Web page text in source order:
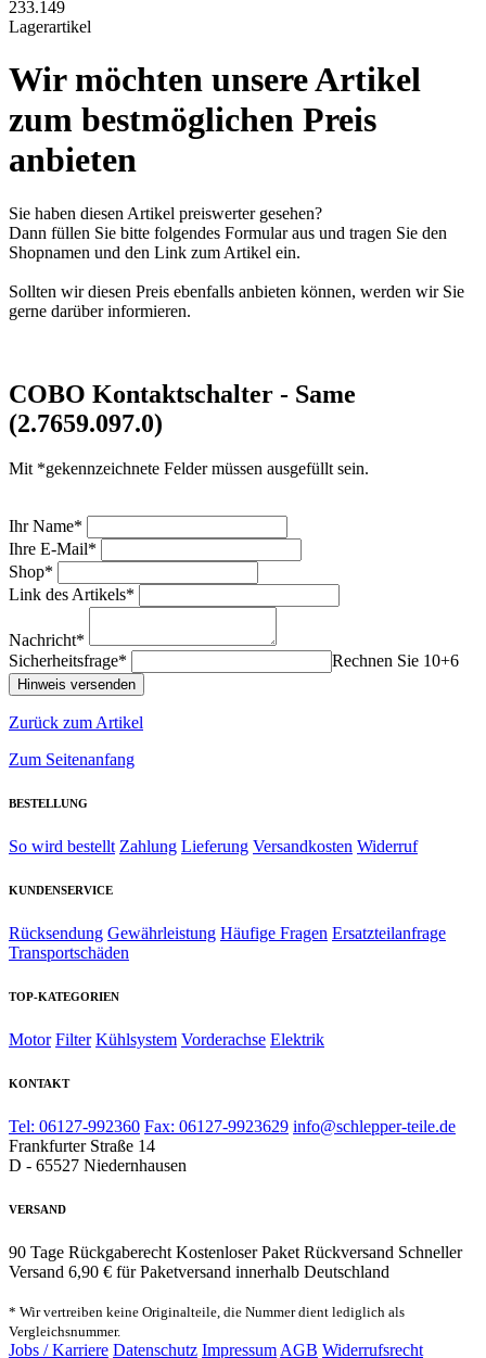
233.149
Lagerartikel
Wir möchten unsere Artikel
zum bestmöglichen Preis
anbieten
Sie haben diesen Artikel preiswerter gesehen?
Dann füllen Sie bitte folgendes Formular aus und tragen Sie den
Shopnamen und den Link zum Artikel ein.
Sollten wir diesen Preis ebenfalls anbieten können, werden wir Sie
gerne darüber informieren.
COBO Kontaktschalter - Same
(2.7659.097.0)
Mit *gekennzeichnete Felder müssen ausgefüllt sein.
Ihr Name*
Ihre E-Mail*
Shop*
Link des Artikels*
Nachricht*
Sicherheitsfrage*
Rechnen Sie 10+6
Zurück zum Artikel
Zum Seitenanfang
BESTELLUNG
So wird bestellt Zahlung Lieferung Versandkosten Widerruf
KUNDENSERVICE
Rücksendung Gewährleistung Häufige Fragen Ersatzteilanfrage
Transportschäden
TOP-KATEGORIEN
Motor Filter Kühlsystem Vorderachse Elektrik
KONTAKT
Tel: 06127-992360 Fax: 06127-9923629 info@schlepper-teile.de
Frankfurter Straße 14
D - 65527 Niedernhausen
VERSAND
90 Tage Rückgaberecht Kostenloser Paket Rückversand Schneller
Versand 6,90 € für Paketversand innerhalb Deutschland
* Wir vertreiben keine Originalteile, die Nummer dient lediglich als
Vergleichsnummer.
Jobs / Karriere Datenschutz Impressum AGB Widerrufsrecht